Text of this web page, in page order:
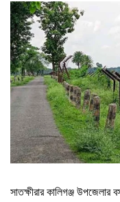
সাতক্ষীরার কালিগঞ্জ উপজেলার